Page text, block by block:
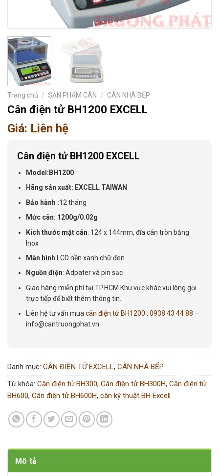
Trang chủ / SẢN PHẨM CÂN / CÂN NHÀ BẾP
Cân điện tử BH1200 EXCELL
Giá: Liên hệ
Cân điện tử BH1200 EXCELL
Model:BH1200
Hãng sản xuất: EXCELL TAIWAN
Bảo hành :12 tháng
Mức cân: 1200g/0.02g
Kích thước mặt cân: 124 x 144mm, đĩa cân tròn bằng
Inox
Màn hình:LCD nền xanh chữ đen
Nguồn điện: Adpater và pin sạc
Giao hàng miễn phí tại TP.HCM.Khu vực khác vui lòng gọi
trực tiếp để biết thêm thông tin.
Liên hệ tư vấn muacân điện tử BH1200 :0938 43 44 88 –
info@cantruongphat.vn
Danh mục: CÂN ĐIỆN TỬ EXCELL, CÂN NHÀ BẾP
Từ khóa: Cân điện tử BH300, Cân điện tử BH300H, Cân điện tử
BH600, Cân điện tử BH600H, cân kỹ thuật BH Excell
Mô tả